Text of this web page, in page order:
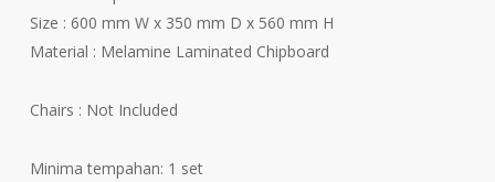
Size : 600 mm W x 350 mm D x 560 mm H
Material : Melamine Laminated Chipboard
Chairs : Not Included
Minima tempahan: 1 set